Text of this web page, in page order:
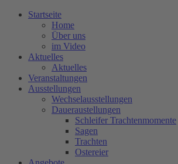
Startseite
Home
Über uns
im Video
Aktuelles
Aktuelles
Veranstaltungen
Ausstellungen
Wechselausstellungen
Daueraustellungen
Schleifer Trachtenmomente
Sagen
Trachten
Ostereier